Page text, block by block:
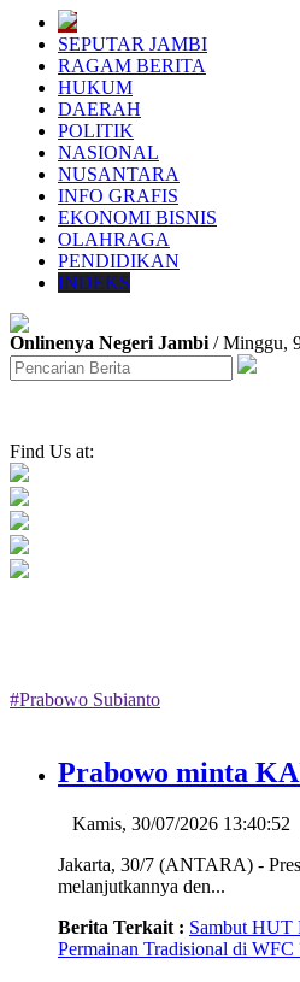
SEPUTAR JAMBI
RAGAM BERITA
HUKUM
DAERAH
POLITIK
NASIONAL
NUSANTARA
INFO GRAFIS
EKONOMI BISNIS
OLAHRAGA
PENDIDIKAN
INDEKS
Onlinenya Negeri Jambi / Minggu,
Find Us at:
#Prabowo Subianto
Prabowo minta
Kamis, 30/07/2026 13:40:52
Jakarta, 30/7 (ANTARA) -
melanjutkannya den...
Berita Terkait : Sambut HUT
Permainan Tradisional di WFC